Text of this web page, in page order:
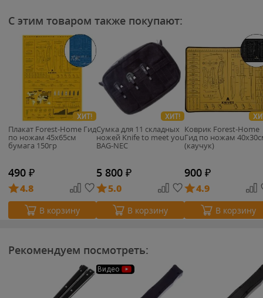
С этим товаром также покупают:
ХИТ!
Плакат Forest-Home Гид
по ножам 45х65см
бумага 150гр
490 ₽
4.8
В корзину
ХИТ!
Сумка для 11 складных
ножей Knife to meet you
BAG-NEC
5 800 ₽
5.0
В корзину
Коврик Forest-Home
Гид по ножам
(каучук)
900 ₽
4.9
В корзину
Рекомендуем посмотреть:
Видео